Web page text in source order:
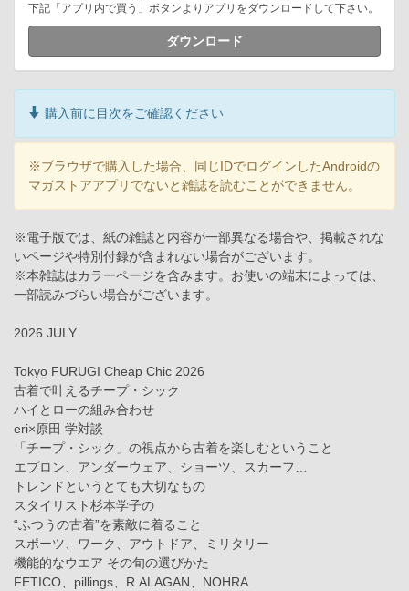
下記「アプリ内で買う」ボタンよりアプリをダウンロードして下さい。
ダウンロード
購入前に目次をご確認ください
※ブラウザで購入した場合、同じIDでログインしたAndroidの
マガストアアプリでないと雑誌を読むことができません。
※電子版では、紙の雑誌と内容が一部異なる場合や、掲載されな
いページや特別付録が含まれない場合がございます。
※本雑誌はカラーページを含みます。お使いの端末によっては、
一部読みづらい場合がございます。
2026 JULY
Tokyo FURUGI Cheap Chic 2026
古着で叶えるチープ・シック
ハイとローの組み合わせ
eri×原田 学対談
「チープ・シック」の視点から古着を楽しむということ
エプロン、アンダーウェア、ショーツ、スカーフ…
トレンドというとても大切なもの
スタイリスト杉本学子の
“ふつうの古着”を素敵に着ること
スポーツ、ワーク、アウトドア、ミリタリー
機能的なウエア その旬の選びかた
FETICO、pillings、R.ALAGAN、NOHRA